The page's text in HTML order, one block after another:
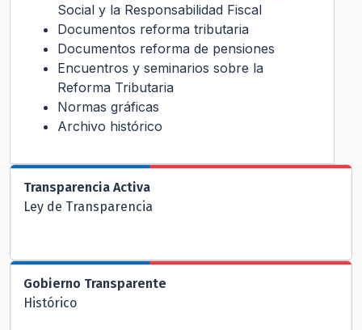
Social y la Responsabilidad Fiscal
Documentos reforma tributaria
Documentos reforma de pensiones
Encuentros y seminarios sobre la
Reforma Tributaria
Normas gráficas
Archivo histórico
Transparencia Activa
Ley de Transparencia
Gobierno Transparente
Histórico